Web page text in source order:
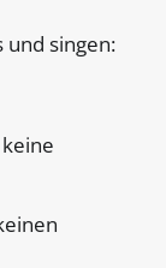
und singen: